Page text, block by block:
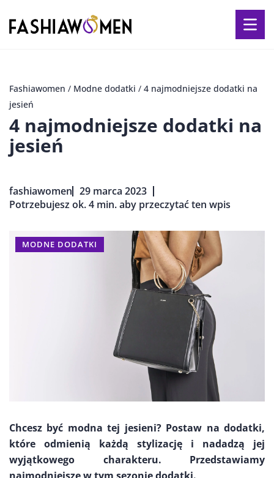
Fashiawomen / Modne dodatki / 4 najmodniejsze dodatki na
jesień
4 najmodniejsze dodatki na
jesień
fashiawomen 29 marca 2023
Potrzebujesz ok. 4 min. aby przeczytać ten wpis
MODNE DODATKI
Chcesz być modna tej jesieni? Postaw na dodatki,
które odmienią każdą stylizację i nadadzą jej
wyjątkowego charakteru. Przedstawiamy